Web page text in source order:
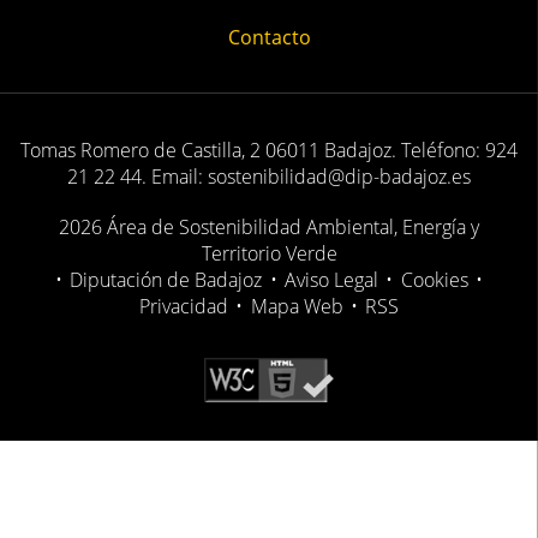
Contacto
Tomas Romero de Castilla, 2 06011 Badajoz. Teléfono: 924
21 22 44. Email: sostenibilidad@dip-badajoz.es
2026 Área de Sostenibilidad Ambiental, Energía y
Territorio Verde
• Diputación de Badajoz • Aviso Legal • Cookies •
Privacidad • Mapa Web • RSS